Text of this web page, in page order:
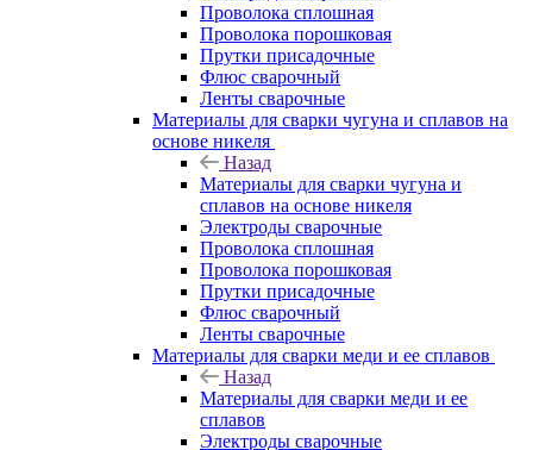
Проволока сплошная
Проволока порошковая
Прутки присадочные
Флюс сварочный
Ленты сварочные
Материалы для сварки чугуна и сплавов на
основе никеля
Назад
Материалы для сварки чугуна и
сплавов на основе никеля
Электроды сварочные
Проволока сплошная
Проволока порошковая
Прутки присадочные
Флюс сварочный
Ленты сварочные
Материалы для сварки меди и ее сплавов
Назад
Материалы для сварки меди и ее
сплавов
Электроды сварочные